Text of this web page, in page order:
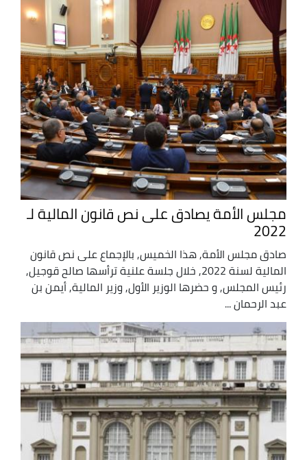
مجلس الأمة يصادق على نص قانون المالية لـ
2022
صادق مجلس الأمة, هذا الخميس, بالإجماع على نص قانون
المالية لسنة 2022, خلال جلسة علنية ترأسها صالح قوجيل,
رئيس المجلس, و حضرها الوزير الأول, وزير المالية, أيمن بن
عبد الرحمان ...